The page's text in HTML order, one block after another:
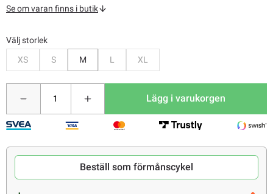
Se om varan finns i butik
Välj storlek
XS
S M L XL
Lägg i varukorgen
Beställ som förmånscykel